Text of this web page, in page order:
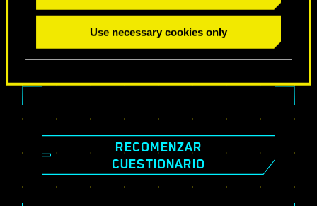
Use necessary cookies only
RECOMENZAR
CUESTIONARIO